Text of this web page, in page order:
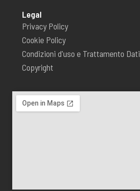
Legal
Privacy Policy
Cookie Policy
Condizioni d'uso e Trattamento Dati
Copyright